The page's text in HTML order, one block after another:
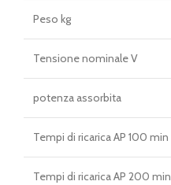
Peso kg
Tensione nominale V
potenza assorbita
Tempi di ricarica AP 100 min
Tempi di ricarica AP 200 min